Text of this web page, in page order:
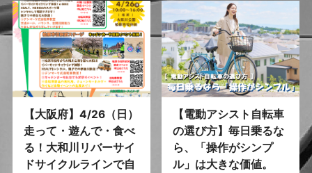
【大阪府】4/26（日）
走って・遊んで・食べ
る！大和川リバーサイ
ドサイクルラインで自
【電動アシスト自転車
の選び方】毎日乗るな
ら、「操作がシンプ
ル」は大きな価値。